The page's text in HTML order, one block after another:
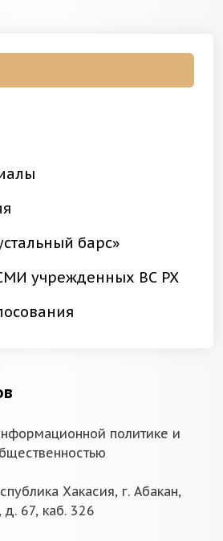
барс»
учрежденных ВС РХ
политике и
Хакасия, г. Абакан,
д. 67, каб. 326